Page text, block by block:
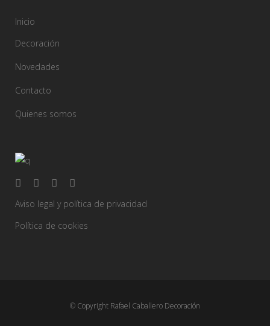
Inicio
Decoración
Novedades
Contacto
Quienes somos
Aviso legal y política de privacidad
Política de cookies
© Copyright Rafael Caballero Decoración